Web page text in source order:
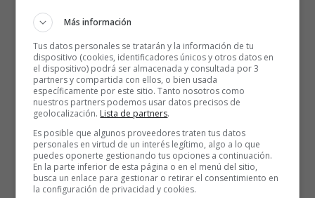
objetivo aliviar sus síntomas y hacer que los niveles de
calcio y otros minerales en su sangre vuelvan a la
normalidad.
El rango normal de calcio es de alrededor de 2,2 a 2,6
milimoles por litro (mmol/L). Se le recomendará
más bajo, por ejemplo, 1.8 a 2.25 mmol/L. Su rango
recomendado dependerá de sus circunstancias.
Se pueden tomar suplementos de carbonato de calcio y
Más información
Tus datos personales se tratarán y la información de tu
dispositivo (cookies, identificadores únicos y otros datos en
el dispositivo) podrá ser almacenada y consultada por 3
partners y compartida con ellos, o bien usada
específicamente por este sitio. Tanto nosotros como
nuestros partners podemos usar datos precisos de
geolocalización. Lista de partners.
Es posible que algunos proveedores traten tus datos
personales en virtud de un interés legítimo, algo a lo que
puedes oponerte gestionando tus opciones a continuación.
En la parte inferior de esta página o en el menú del sitio,
busca un enlace para gestionar o retirar el consentimiento en
la configuración de privacidad y cookies.